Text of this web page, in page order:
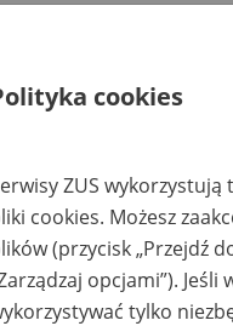
cookies
ZUS
cookies. Możesz
(przycisk „Przejdź
opcjami”).
tylko